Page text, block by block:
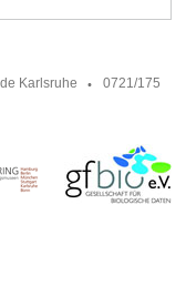
Karlsruhe
0721/175